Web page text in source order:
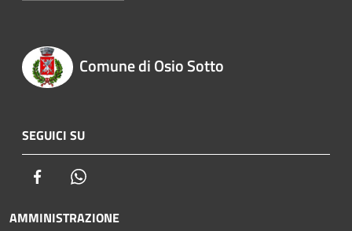
Comune di Osio Sotto
SEGUICI SU
Facebook
AMMINISTRAZIONE